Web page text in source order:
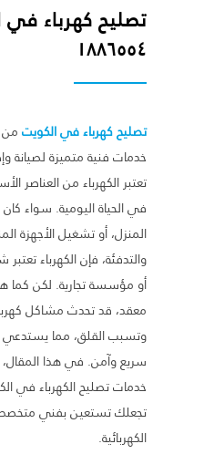
تصليح كهرباء
١٨٨٦٥٥٤
تصليح كهرباء في الكويت
خدمات فنية متميزة لصيانة
تعتبر الكهرباء من العناصر
في الحياة اليومية. سواء كان
المنزل، أو تشغيل الأجهزة
والتدفئة، فإن الكهرباء
أو مؤسسة تجارية. لكن كما
معقد، قد تحدث مشاكل
وتسبب القلق، مما يستدعي
سريع وآمن. في هذا
خدمات تصليح الكهرباء في
تجعلك تستعين بفني
الكهربائية.